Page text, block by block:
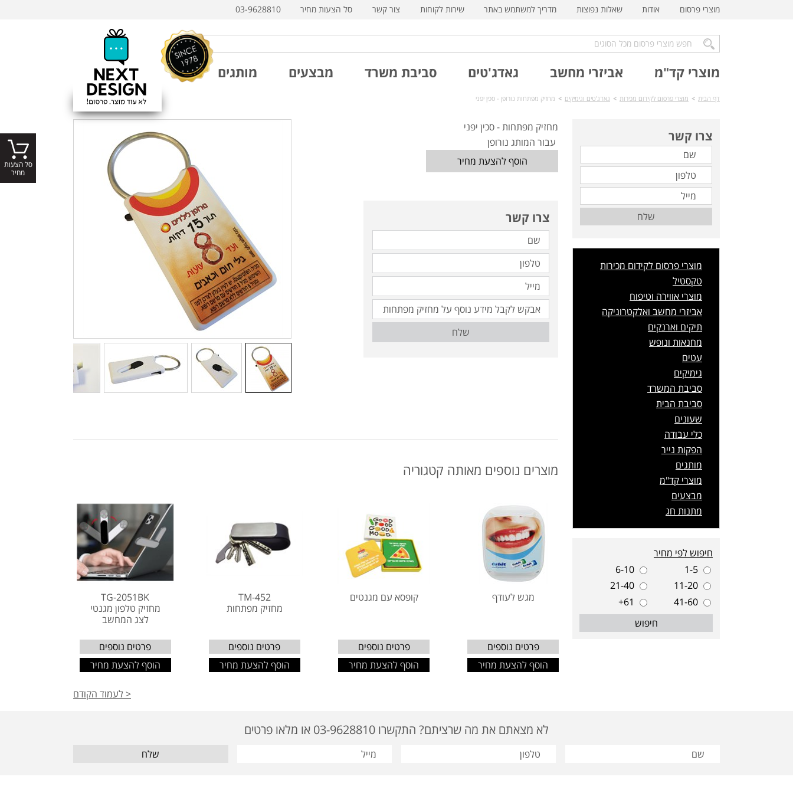
מוצרי פרסום אודות שאלות נפוצות מדריך למשתמש באתר שירות לקוחות צור קשר סל הצעות מחיר 03-9628810
מוצרי קד"מ אביזרי מחשב גאדג'טים סביבת משרד מבצעים מותגים
דף הבית > מוצרי פרסום לקידום מכירות > גאדג'טים וגימיקים > מחזיק מפתחות נורופן - סכין יפני
מחזיק מפתחות - סכין יפני
עבור המותג נורופן
הוסף להצעת מחיר
צרו קשר
שלח
מוצרים נוספים מאותה קטגוריה
מגש לעודף
פרטים נוספים
הוסף להצעת מחיר
קופסא עם מגנטים
פרטים נוספים
הוסף להצעת מחיר
TM-452
מחזיק מפתחות
פרטים נוספים
הוסף להצעת מחיר
TG-2051BK
מחזיק טלפון מגנטי
לצג המחשב
פרטים נוספים
הוסף להצעת מחיר
< לעמוד הקודם
צרו קשר
שלח
מוצרי פרסום לקידום מכירות
טקסטיל
מוצרי אווירה וטיפוח
אביזרי מחשב ואלקטרוניקה
תיקים וארנקים
מחנאות ונופש
עטים
גימיקים
סביבת המשרד
סביבת הבית
שעונים
כלי עבודה
הפקות נייר
מותגים
מוצרי קד"מ
מבצעים
מתנות חג
חיפוש לפי מחיר
1-5
6-10
11-20
21-40
41-60
61+
חיפוש
לא מצאתם את מה שרציתם? התקשרו 03-9628810 או מלאו פרטים
שלח
סל הצעות
מחיר